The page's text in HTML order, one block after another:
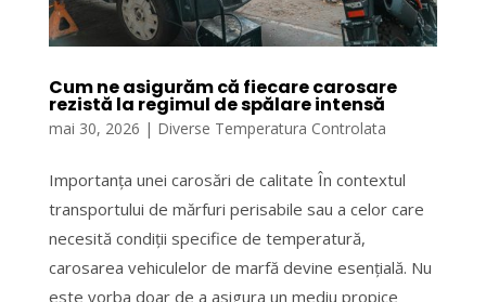
Cum ne asigurăm că fiecare carosare
rezistă la regimul de spălare intensă
mai 30, 2026 | Diverse Temperatura Controlata
Importanța unei carosări de calitate În contextul
transportului de mărfuri perisabile sau a celor care
necesită condiții specifice de temperatură,
carosarea vehiculelor de marfă devine esențială. Nu
este vorba doar de a asigura un mediu propice